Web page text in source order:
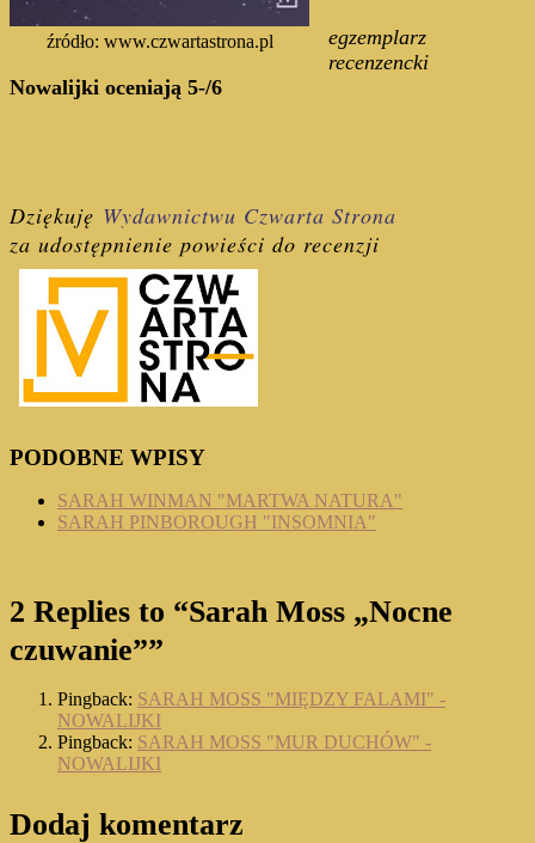
źródło: www.czwartastrona.pl
egzemplarz
recenzencki
Nowalijki oceniają 5-/6
Dziękuję Wydawnictwu Czwarta Strona
za udostępnienie powieści do recenzji
PODOBNE WPISY
SARAH WINMAN "MARTWA NATURA"
SARAH PINBOROUGH "INSOMNIA"
2 Replies to “Sarah Moss „Nocne
czuwanie””
Pingback: SARAH MOSS "MIĘDZY FALAMI" -
NOWALIJKI
Pingback: SARAH MOSS "MUR DUCHÓW" -
NOWALIJKI
Dodaj komentarz